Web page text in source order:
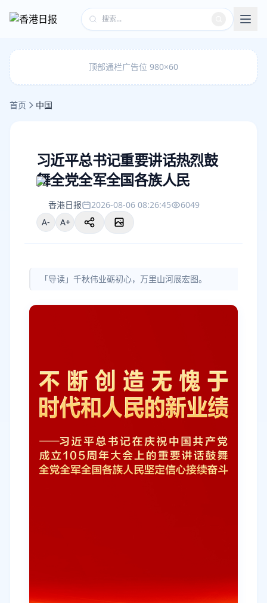
顶部通栏广告位 980×60
首页 中国
习近平总书记重要讲话热烈鼓
舞全党全军全国各族人民
香港日报 2026-08-06 08:26:45
6049
A-
A+
「导读」千秋伟业砺初心，万里山河展宏图。